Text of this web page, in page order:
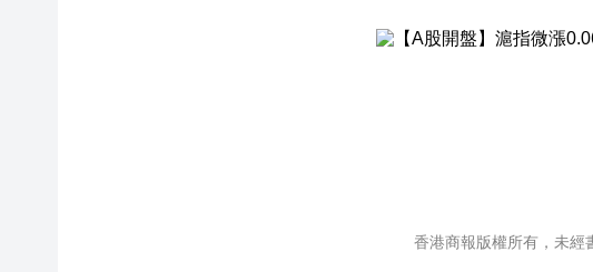
香港商報版權所有，未經